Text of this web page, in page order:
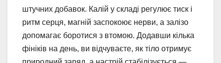
штучних добавок. Калій у складі регулює тиск і
ритм серця, магній заспокоює нерви, а залізо
допомагає боротися з втомою. Додавши кілька
фініків на день, ви відчуваєте, як тіло отримує